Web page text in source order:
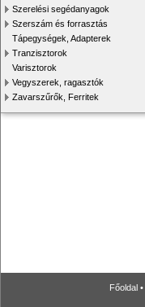
Szerelési segédanyagok
Szerszám és forrasztás
Tápegységek, Adapterek
Tranzisztorok
Varisztorok
Vegyszerek, ragasztók
Zavarszűrők, Ferritek
Főoldal •